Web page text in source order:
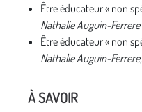
Être éducateur « non
Nathalie Auguin-Ferrere
Être éducateur « non
Nathalie Auguin-
À SAVOIR